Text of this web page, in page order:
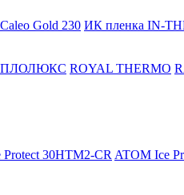
Gold 230 ИК пленка IN-
ROYAL THERMO
30HTM2-CR ATOM Ice